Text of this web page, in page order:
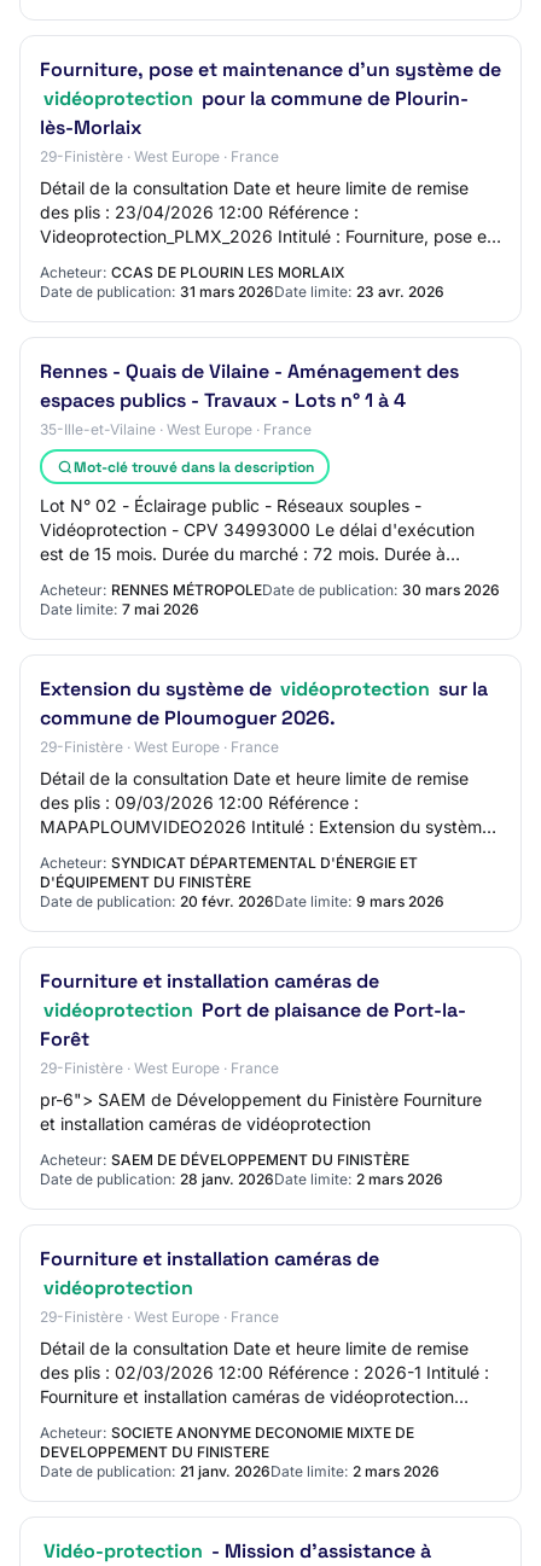
Fourniture, pose et maintenance d'un système de
vidéoprotection pour la commune de Plourin-
lès-Morlaix
29-Finistère · West Europe · France
Détail de la consultation Date et heure limite de remise
des plis : 23/04/2026 12:00 Référence :
Videoprotection_PLMX_2026 Intitulé : Fourniture, pose et
Acheteur: CCAS DE PLOURIN LES MORLAIX
Date de publication: 31 mars 2026Date limite: 23 avr. 2026
Rennes - Quais de Vilaine - Aménagement des
espaces publics - Travaux - Lots n° 1 à 4
35-Ille-et-Vilaine · West Europe · France
Mot-clé trouvé dans la description
Lot N° 02 - Éclairage public - Réseaux souples -
Vidéoprotection - CPV 34993000 Le délai d'exécution
est de 15 mois. Durée du marché : 72 mois. Durée à
compter du 01/09/26 Acceptation des variantes :…
Acheteur: RENNES MÉTROPOLEDate de publication: 30 mars 2026
Date limite: 7 mai 2026
Extension du système de vidéoprotection sur la
commune de Ploumoguer 2026.
29-Finistère · West Europe · France
Détail de la consultation Date et heure limite de remise
des plis : 09/03/2026 12:00 Référence :
MAPAPLOUMVIDEO2026 Intitulé : Extension du système
de vidéoprotection sur la commune de Ploumoguer 202…
Acheteur: SYNDICAT DÉPARTEMENTAL D'ÉNERGIE ET
D'ÉQUIPEMENT DU FINISTÈRE
Date de publication: 20 févr. 2026Date limite: 9 mars 2026
Fourniture et installation caméras de
vidéoprotection Port de plaisance de Port-la-
Forêt
29-Finistère · West Europe · France
pr-6"> SAEM de Développement du Finistère Fourniture
et installation caméras de vidéoprotection
Acheteur: SAEM DE DÉVELOPPEMENT DU FINISTÈRE
Date de publication: 28 janv. 2026Date limite: 2 mars 2026
Fourniture et installation caméras de
vidéoprotection
29-Finistère · West Europe · France
Détail de la consultation Date et heure limite de remise
des plis : 02/03/2026 12:00 Référence : 2026-1 Intitulé :
Fourniture et installation caméras de vidéoprotection
Acheteur: SOCIETE ANONYME DECONOMIE MIXTE DE
DEVELOPPEMENT DU FINISTERE
Date de publication: 21 janv. 2026Date limite: 2 mars 2026
Vidéo-protection - Mission d'assistance à